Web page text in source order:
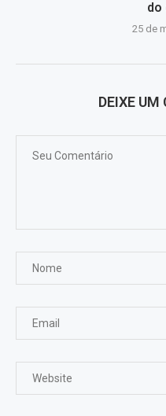
do
25 de
DEIXE UM